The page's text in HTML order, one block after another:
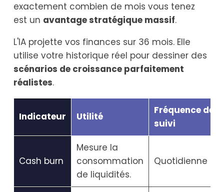
exactement combien de mois vous tenez
est un avantage stratégique massif.
L'IA projette vos finances sur 36 mois. Elle
utilise votre historique réel pour dessiner des
scénarios de croissance parfaitement
réalistes.
Indicateur Utilité
Fréquence de
suivi
Cash burn
Mesure la
consommation
de liquidités.
Quotidienne